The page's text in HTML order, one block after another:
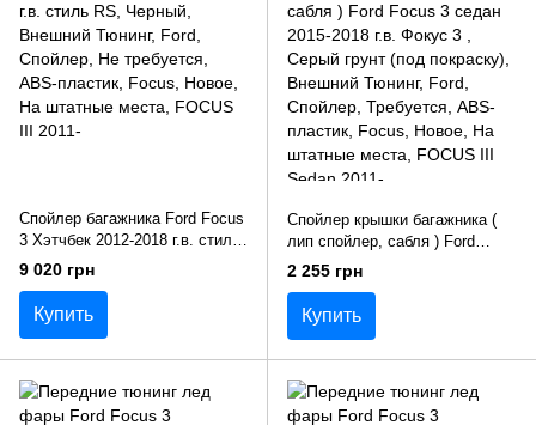
Спойлер багажника Ford Focus
3 Хэтчбек 2012-2018 г.в. стиль
RS
9 020 грн
Купить
Спойлер крышки багажника (
лип спойлер, сабля ) Ford
Focus 3 седан 2015-2018 г.в.
Фокус 3
2 255 грн
Купить